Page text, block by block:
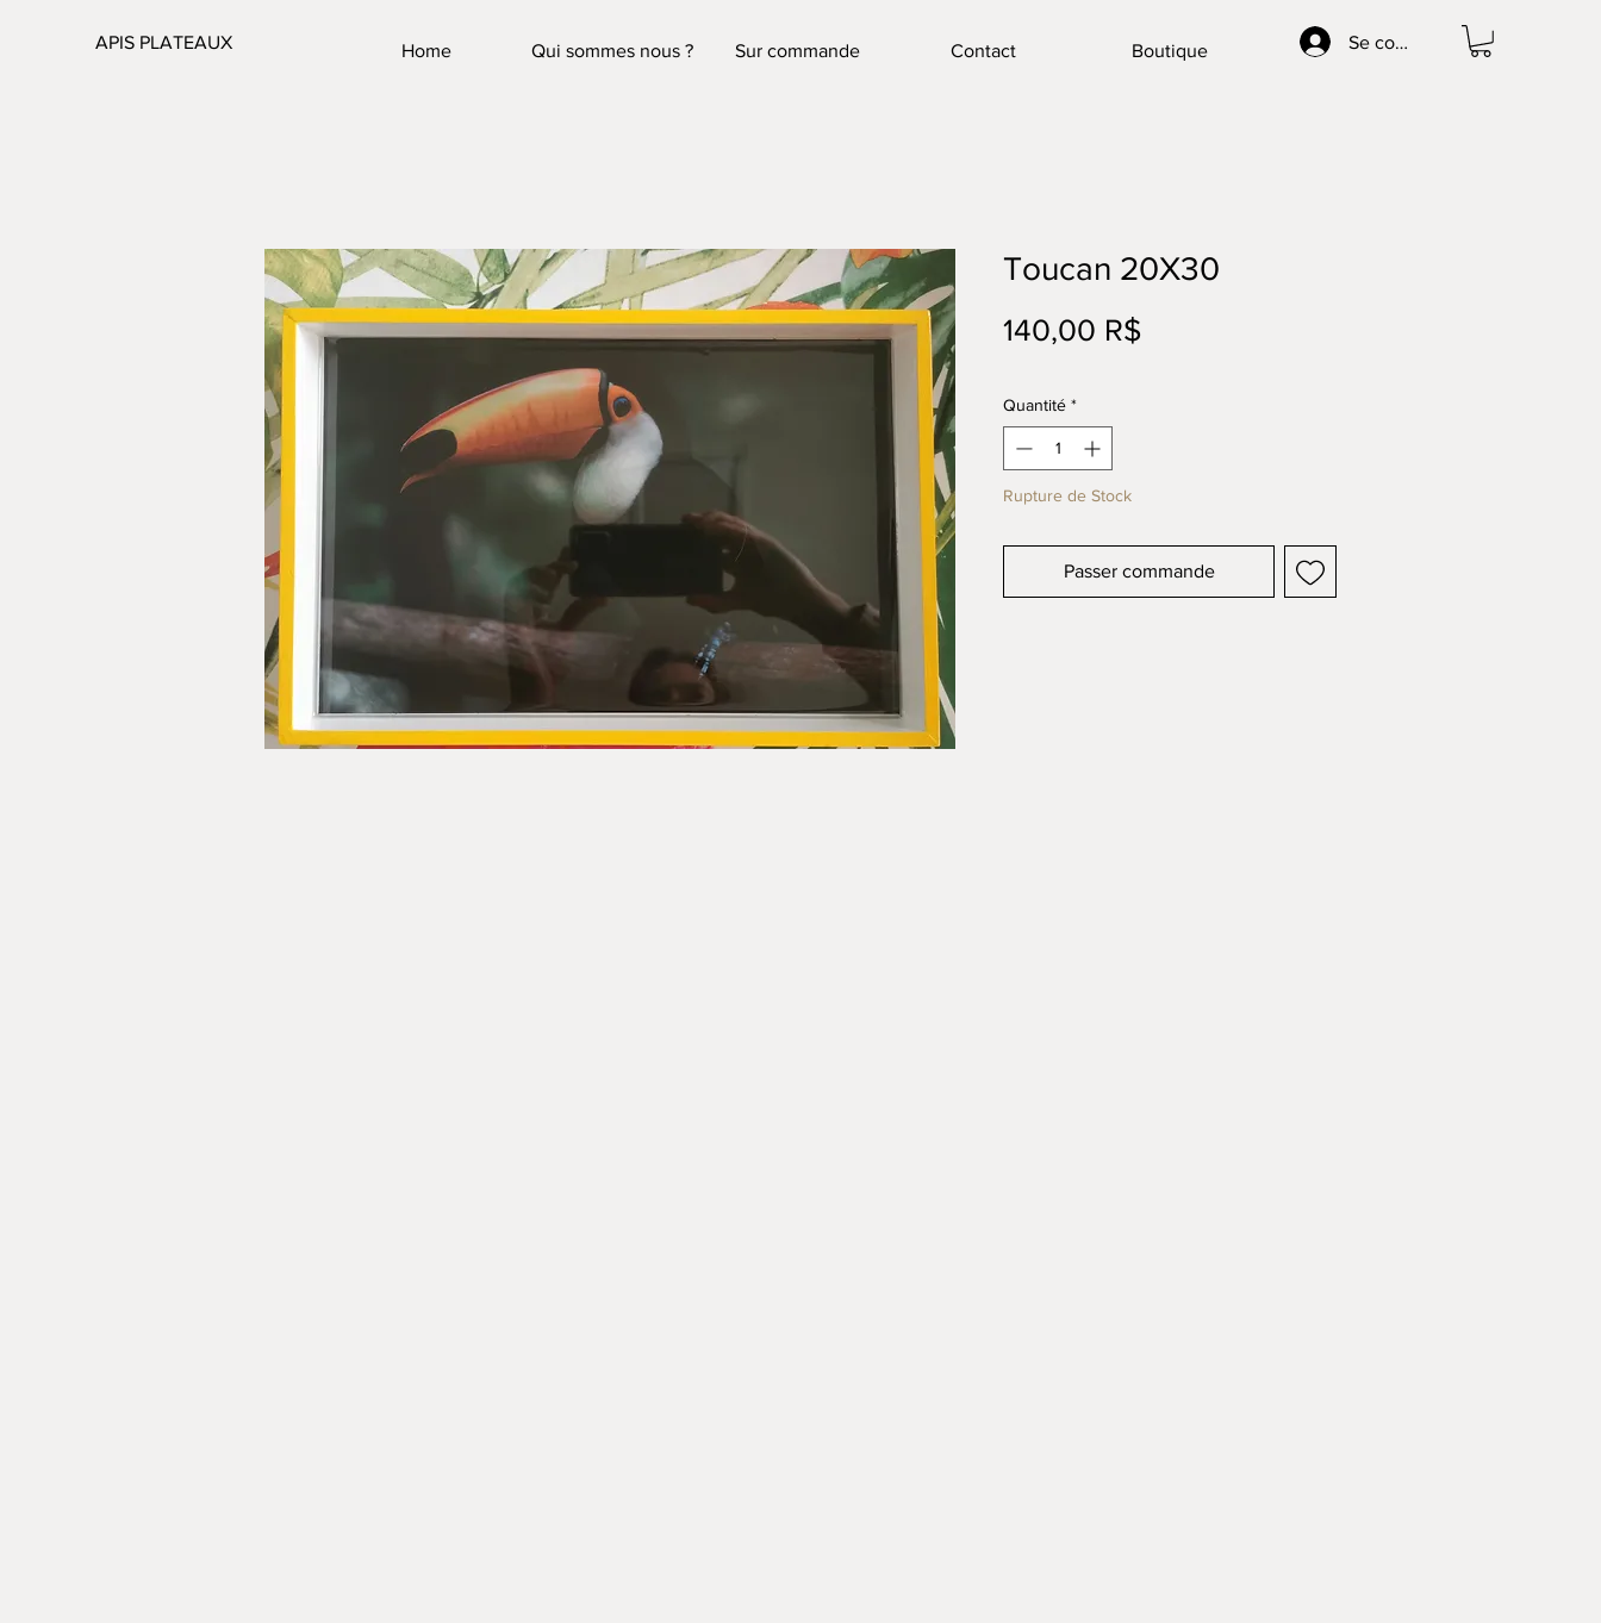
APIS PLATEAUX Se connecter
Home Qui sommes nous ? Sur commande Contact Boutique
Toucan 20X30
140,00 R$Prix
Quantité *
Rupture de Stock
Passer commande